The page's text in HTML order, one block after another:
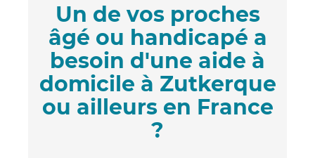
Un de vos proches
âgé ou handicapé a
besoin d'une aide à
domicile à Zutkerque
ou ailleurs en France
?